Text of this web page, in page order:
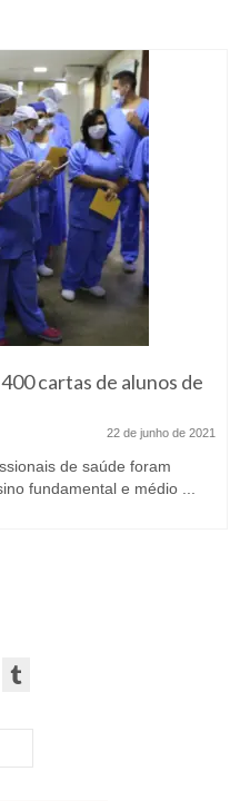
cartas de alunos de
22 de junho de 2021
de saúde foram
fundamental e médio ...